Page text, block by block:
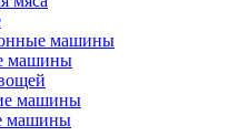
машины
машины
машины
машины